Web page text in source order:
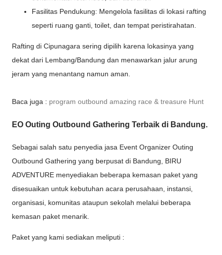
Fasilitas Pendukung: Mengelola fasilitas di lokasi rafting
seperti ruang ganti, toilet, dan tempat peristirahatan.
Rafting di Cipunagara sering dipilih karena lokasinya yang
dekat dari Lembang/Bandung dan menawarkan jalur arung
jeram yang menantang namun aman.
Baca juga : program outbound amazing race & treasure Hunt
EO Outing Outbound Gathering Terbaik di Bandung.
Sebagai salah satu penyedia jasa Event Organizer Outing
Outbound Gathering yang berpusat di Bandung, BIRU
ADVENTURE menyediakan beberapa kemasan paket yang
disesuaikan untuk kebutuhan acara perusahaan, instansi,
organisasi, komunitas ataupun sekolah melalui beberapa
kemasan paket menarik.
Paket yang kami sediakan meliputi :